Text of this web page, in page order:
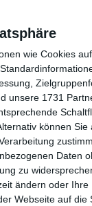
wie Cookies
unsere 1731
können Sie
Daten
zu
ändern oder Ihre
Webseite auf die
die
t,
B.
on
uss
mal
des
n
nt.
kel